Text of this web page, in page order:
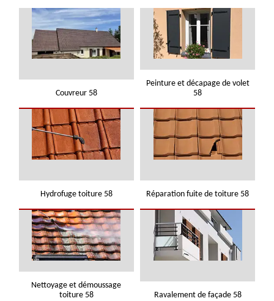
Couvreur 58
Peinture et décapage de volet
58
Hydrofuge toiture 58 Réparation fuite de toiture 58
Nettoyage et démoussage
toiture 58
Ravalement de façade 58